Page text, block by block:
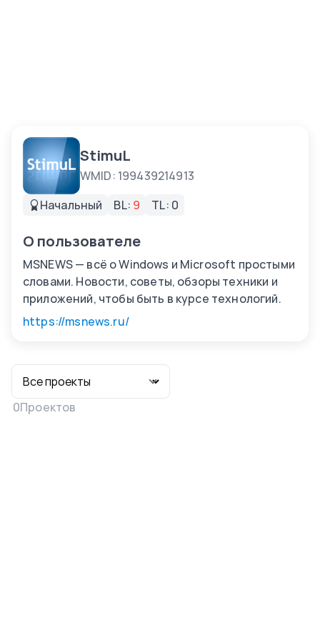
StimuL
WMID: 199439214913
Начальный BL: 9 TL: 0
О пользователе
MSNEWS — всё о Windows и Microsoft простыми
словами. Новости, советы, обзоры техники и
приложений, чтобы быть в курсе технологий.
https://msnews.ru/
0Проектов